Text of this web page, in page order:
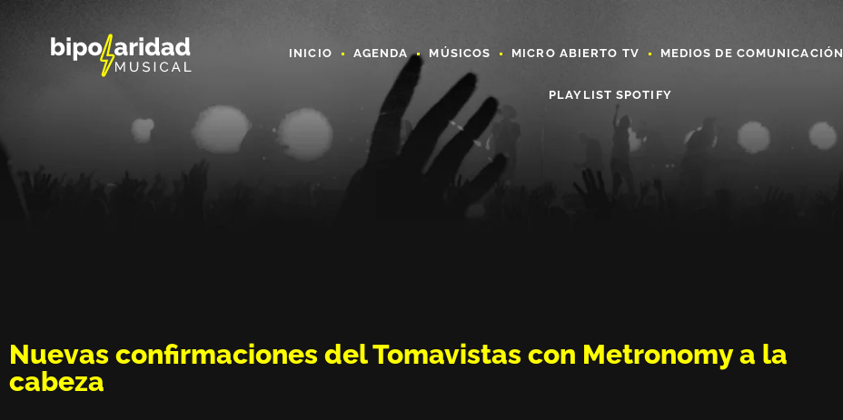
INICIO AGENDA MÚSICOS MICRO ABIERTO TV MEDIOS DE COMUNICACIÓN
PLAYLIST SPOTIFY
Nuevas confirmaciones del Tomavistas con Metronomy a la
cabeza